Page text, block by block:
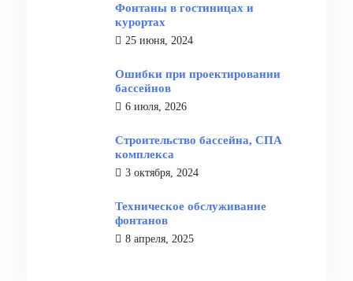
Фонтаны в гостиницах и
курортах
25 июня, 2024
Ошибки при проектировании
бассейнов
6 июля, 2026
Строительство бассейна, СПА
комплекса
3 октября, 2024
Техническое обслуживание
фонтанов
8 апреля, 2025